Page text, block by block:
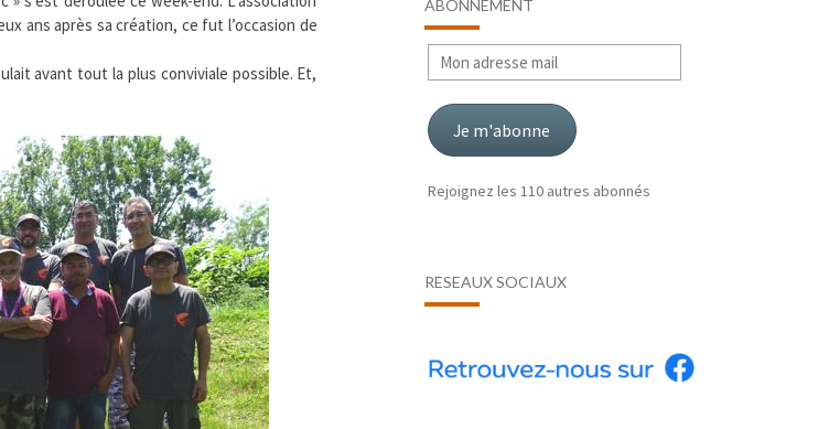
ans après sa création, ce fut l’occasion de
avant tout la plus conviviale possible. Et,
ABONNEMENT
Mon
adresse
mail
Je m'abonne
Rejoignez les 110 autres abonnés
RÉSEAUX SOCIAUX